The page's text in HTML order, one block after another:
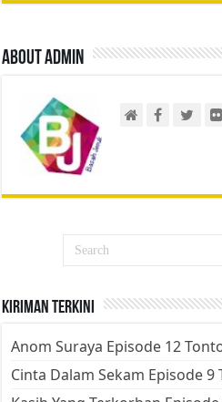
About admin
Kiriman Terkini
Anom Suraya Episode 12
Cinta Dalam Sekam Episode